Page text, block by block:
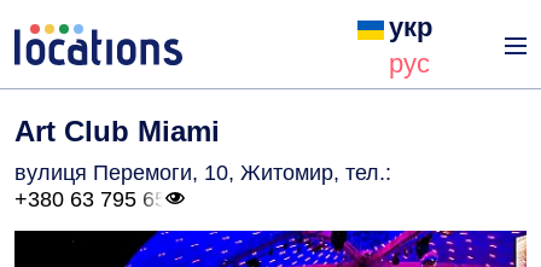
укр
рус
Art Club Miami
вулиця Перемоги, 10, Житомир, тел.:
+380 63 795 65